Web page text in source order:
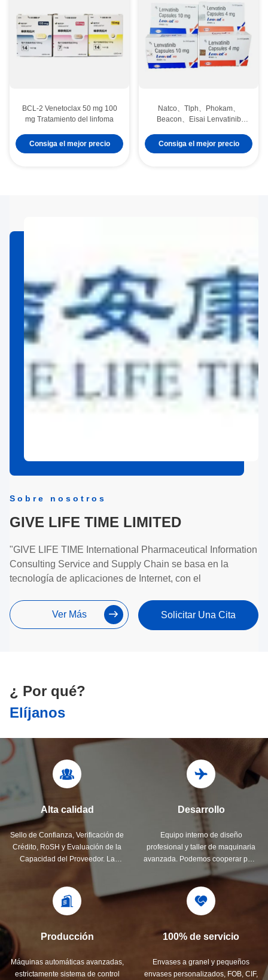
BCL-2 Venetoclax 50 mg 100
mg Tratamiento del linfoma
Consiga el mejor precio
Natco、Tlph、Phokam、
Beacon、Eisai Lenvatinib
comprimidos carcinoma
hepatocelular, cáncer de
Consiga el mejor precio
Sobre nosotros
GIVE LIFE TIME LIMITED
"GIVE LIFE TIME International Pharmaceutical Information
Consulting Service and Supply Chain se basa en la
tecnología de aplicaciones de Internet, con el
Ver Más Solicitar Una Cita
¿ Por qué?
Elíjanos
Alta calidad
Sello de Confianza, Verificación de
Crédito, RoSH y Evaluación de la
Capacidad del Proveedor. La
laboratorio de pruebas profesional.
Desarrollo
Equipo interno de diseño
profesional y taller de maquinaria
avanzada. Podemos cooperar para
desarrollar los productos que
necesita.
Producción
Máquinas automáticas avanzadas,
estrictamente sistema de control
100% de servicio
Envases a granel y pequeños
envases personalizados, FOB, CIF,